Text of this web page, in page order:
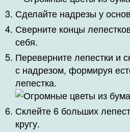
Сделайте надрезы у
Сверните концы
себя.
Переверните лепестки и
с надрезом, формируя
лепестка.
Склейте 6 больших
кругу.